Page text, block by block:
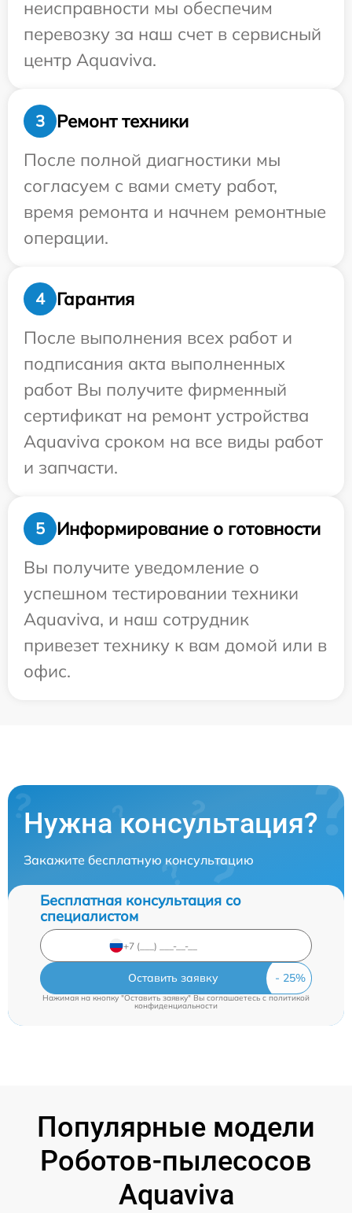
неисправности мы обеспечим
перевозку за наш счет в сервисный
центр Aquaviva.
3
Ремонт техники
После полной диагностики мы
согласуем с вами смету работ,
время ремонта и начнем ремонтные
операции.
4
Гарантия
После выполнения всех работ и
подписания акта выполненных
работ Вы получите фирменный
сертификат на ремонт устройства
Aquaviva сроком на все виды работ
и запчасти.
5
Информирование о готовности
Вы получите уведомление о
успешном тестировании техники
Aquaviva, и наш сотрудник
привезет технику к вам домой или в
офис.
Нужна консультация?
Закажите бесплатную консультацию
Бесплатная консультация со
специалистом
Оставить заявку
Нажимая на кнопку "Оставить заявку" Вы соглашаетесь c политикой
конфиденциальности
Популярные модели
Роботов-пылесосов
Aquaviva